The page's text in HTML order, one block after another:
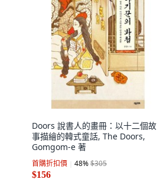
Doors 說書人的畫冊：以十二個故
事描繪的韓式童話, The Doors,
Gomgom-e 著
首購折扣價 48%$305
$156